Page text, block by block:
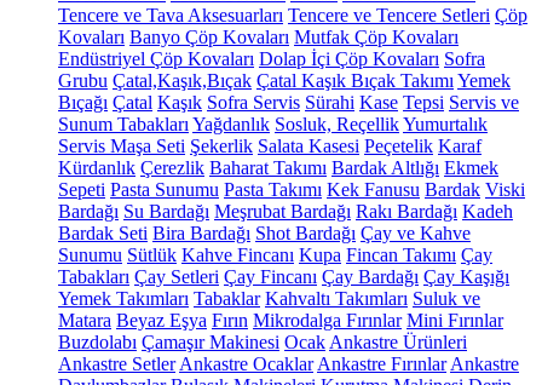
Tencere ve Tava Aksesuarları Tencere ve Tencere Setleri Çöp
Kovaları Banyo Çöp Kovaları Mutfak Çöp Kovaları
Endüstriyel Çöp Kovaları Dolap İçi Çöp Kovaları Sofra
Grubu Çatal,Kaşık,Bıçak Çatal Kaşık Bıçak Takımı Yemek
Bıçağı Çatal Kaşık Sofra Servis Sürahi Kase Tepsi Servis ve
Sunum Tabakları Yağdanlık Sosluk, ReçellikYumurtalık
Servis Maşa Seti Şekerlik Salata Kasesi Peçetelik Karaf
Kürdanlık Çerezlik Baharat Takımı Bardak Altlığı Ekmek
Sepeti Pasta Sunumu Pasta Takımı Kek Fanusu Bardak Viski
Bardağı Su Bardağı Meşrubat Bardağı Rakı Bardağı Kadeh
Bardak Seti Bira Bardağı Shot Bardağı Çay ve Kahve
Sunumu Sütlük Kahve Fincanı Kupa Fincan Takımı Çay
Tabakları Çay Setleri Çay Fincanı Çay Bardağı Çay Kaşığı
Yemek Takımları Tabaklar Kahvaltı Takımları Suluk ve
Matara Beyaz Eşya Fırın Mikrodalga Fırınlar Mini Fırınlar
Buzdolabı Çamaşır Makinesi Ocak Ankastre Ürünleri
Ankastre Setler Ankastre Ocaklar Ankastre Fırınlar Ankastre